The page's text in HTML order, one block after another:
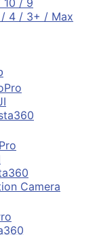
10 / 9
4 / 3+ / Max
Camera